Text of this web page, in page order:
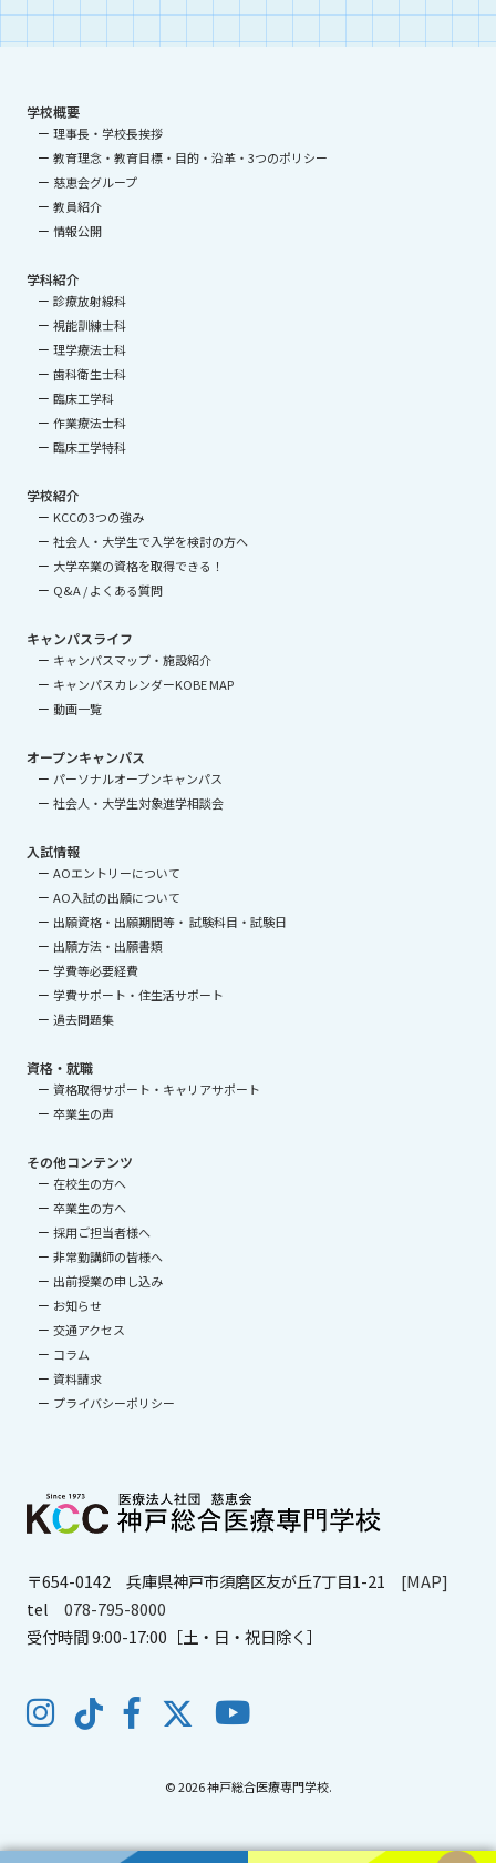
学校概要
理事長・学校長挨拶
教育理念・教育目標・目的・沿革・3つのポリシー
慈恵会グループ
教員紹介
情報公開
学科紹介
診療放射線科
視能訓練士科
理学療法士科
歯科衛生士科
臨床工学科
作業療法士科
臨床工学特科
学校紹介
KCCの3つの強み
社会人・大学生で入学を検討の方へ
大学卒業の資格を取得できる！
Q&A / よくある質問
キャンパスライフ
キャンパスマップ・施設紹介
キャンパスカレンダーKOBE MAP
動画一覧
オープンキャンパス
パーソナルオープンキャンパス
社会人・大学生対象進学相談会
入試情報
AOエントリーについて
AO入試の出願について
出願資格・出願期間等・ 試験科目・試験日
出願方法・出願書類
学費等必要経費
学費サポート・住生活サポート
過去問題集
資格・就職
資格取得サポート・キャリアサポート
卒業生の声
その他コンテンツ
在校生の方へ
卒業生の方へ
採用ご担当者様へ
非常勤講師の皆様へ
出前授業の申し込み
お知らせ
交通アクセス
コラム
資料請求
プライバシーポリシー
〒654-0142 兵庫県神戸市須磨区友が丘7丁目1-21
[MAP]
tel 078-795-8000
受付時間 9:00-17:00［土・日・祝日除く］
© 2026 神戸総合医療専門学校.